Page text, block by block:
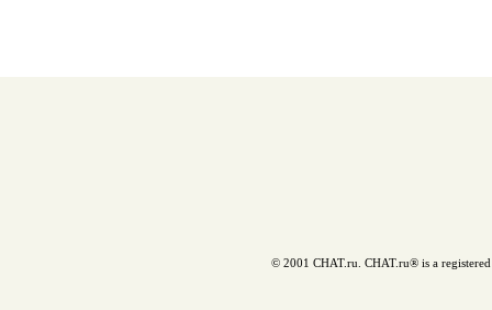
© 2001 CHAT.ru. CHAT.ru® is a